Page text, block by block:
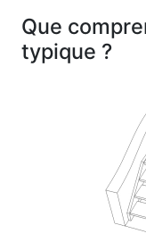
Que
typique ?